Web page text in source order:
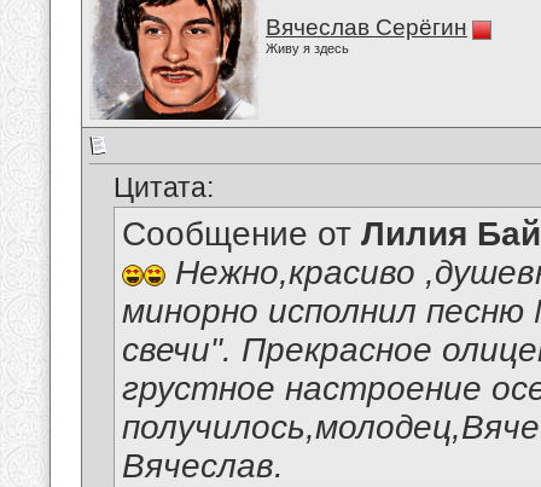
Вячеслав Серёгин
Живу я здесь
Цитата:
Сообщение от Лилия
Нежно,красиво
минорно исполнил
свечи". Прекрасное
грустное настроение
Вячеслав.